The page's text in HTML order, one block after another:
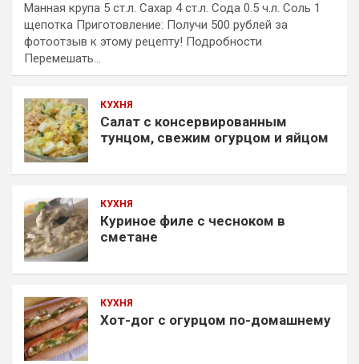
Манная крупа 5 ст.л. Сахар 4 ст.л. Сода 0.5 ч.л. Соль 1
щепотка Приготовление: Получи 500 рублей за
фотоотзыв к этому рецепту! Подробности
Перемешать…
КУХНЯ
Салат с консервированным
тунцом, свежим огурцом и яйцом
КУХНЯ
Куриное филе с чесноком в
сметане
КУХНЯ
Хот-дог с огурцом по-домашнему